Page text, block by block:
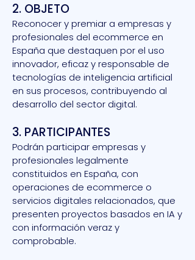
2. OBJETO
Reconocer y premiar a empresas y
profesionales del ecommerce en
España que destaquen por el uso
innovador, eficaz y responsable de
tecnologías de inteligencia artificial
en sus procesos, contribuyendo al
desarrollo del sector digital.
3. PARTICIPANTES
Podrán participar empresas y
profesionales legalmente
constituidos en España, con
operaciones de ecommerce o
servicios digitales relacionados, que
presenten proyectos basados en IA y
con información veraz y
comprobable.